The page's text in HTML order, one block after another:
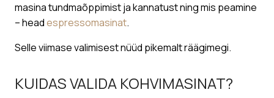
masina tundmaõppimist ja kannatust ning mis peamine
– headespressomasinat.
Selle viimase valimisest nüüd pikemalt räägimegi.
KUIDAS VALIDA KOHVIMASINAT?